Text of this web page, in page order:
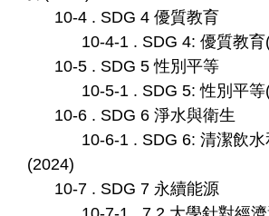
10-4 . SDG 4 優質教育
10-4-1 . SDG 4: 優質教育
10-5 . SDG 5 性別平等
10-5-1 . SDG 5: 性別平等
10-6 . SDG 6 淨水與衛生
10-6-1 . SDG 6: 清潔飲
(2024)
10-7 . SDG 7 永續能源